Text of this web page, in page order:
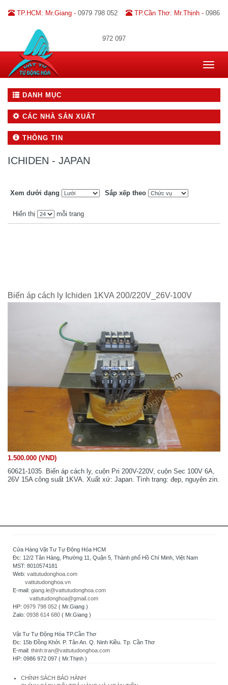
TP.HCM: Mr.Giang - 0979 798 052 TP.Cần Thơ: Mr.Thịnh - 0986
972 097
Toggle
DANH MỤC
CÁC NHÀ SẢN XUẤT
THÔNG TIN
ICHIDEN - JAPAN
Xem dưới dạng Sắp xếp theo
Hiển thị mỗi trang
Biến áp cách ly Ichiden 1KVA 200/220V_26V-100V
1.500.000 (VND)
60621-1035. Biến áp cách ly, cuộn Pri 200V-220V, cuộn Sec 100V 6A,
26V 15A công suất 1KVA. Xuất xứ: Japan. Tình trạng: đẹp, nguyên zin.
Cửa Hàng Vật Tư Tự Động Hóa HCM
Đc: 12/2 Tân Hàng, Phường 11, Quận 5, Thành phố Hồ Chí Minh, Việt Nam
MST: 8010574181
Web: vattutudonghoa.com
vattutudonghoa.vn
E-mail: giang.le@vattutudonghoa.com
vattutudonghoa@gmail.com
HP: 0979 798 052 ( Mr.Giang )
Zalo: 0938 614 680 ( Mr.Giang )
Vật Tư Tự Động Hóa TP.Cần Thơ
Đc: 15b Đồng Khởi. P. Tân An. Q. Ninh Kiều. Tp. Cần Thơ
E-mail: thinh.tran@vattutudonghoa.com
HP: 0986 972 097 ( Mr.Thịnh )
CHÍNH SÁCH BẢO HÀNH